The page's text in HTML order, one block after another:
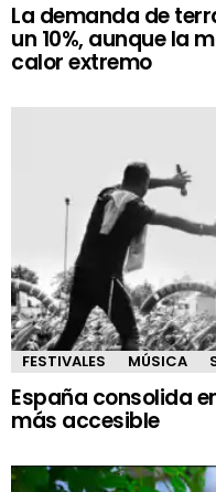
La demanda de
un 10%, aunque la
calor extremo
FESTIVALES MÚSICA
España consolida
más accesible